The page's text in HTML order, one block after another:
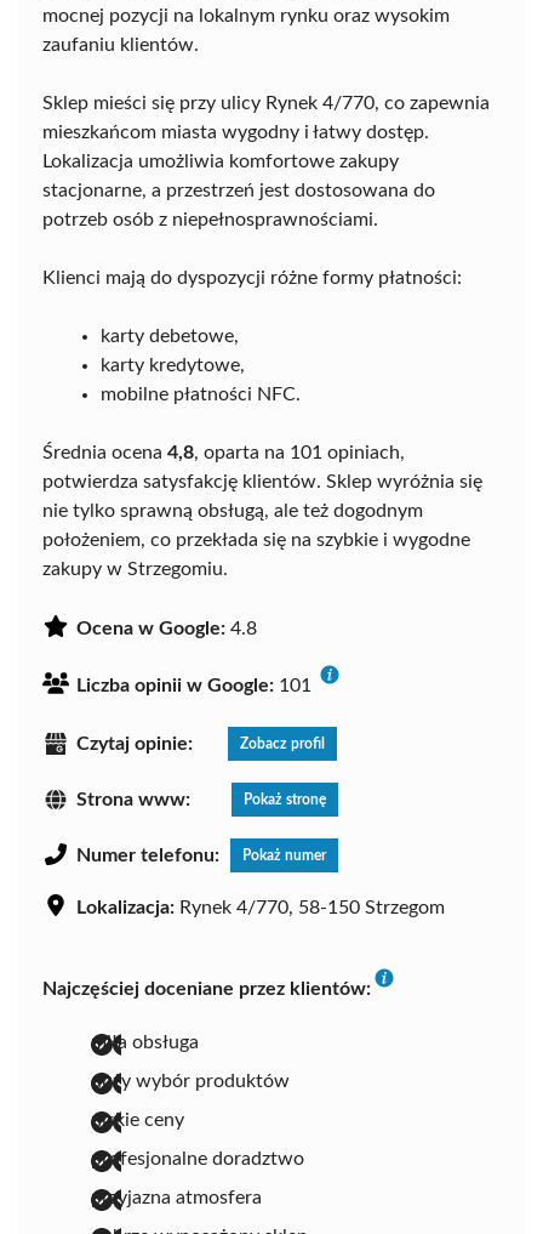
mocnej pozycji na lokalnym rynku oraz wysokim
zaufaniu klientów.
Sklep mieści się przy ulicy Rynek 4/770, co zapewnia
mieszkańcom miasta wygodny i łatwy dostęp.
Lokalizacja umożliwia komfortowe zakupy
stacjonarne, a przestrzeń jest dostosowana do
potrzeb osób z niepełnosprawnościami.
Klienci mają do dyspozycji różne formy płatności:
karty debetowe,
karty kredytowe,
mobilne płatności NFC.
Średnia ocena 4,8, oparta na 101 opiniach,
potwierdza satysfakcję klientów. Sklep wyróżnia się
nie tylko sprawną obsługą, ale też dogodnym
położeniem, co przekłada się na szybkie i wygodne
zakupy w Strzegomiu.
Ocena w Google: 4.8
Liczba opinii w Google: 101
Czytaj opinie: Zobacz profil
Strona www: Pokaż stronę
Numer telefonu: Pokaż numer
Lokalizacja: Rynek 4/770, 58-150 Strzegom
Najczęściej doceniane przez klientów:
miła obsługa
duży wybór produktów
niskie ceny
profesjonalne doradztwo
przyjazna atmosfera